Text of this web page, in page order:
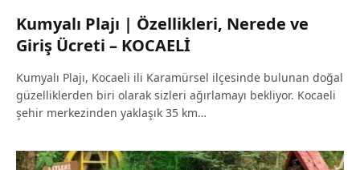
Kumyalı Plajı | Özellikleri, Nerede ve
Giriş Ücreti – KOCAELİ
Kumyalı Plajı, Kocaeli ili Karamürsel ilçesinde bulunan doğal
güzelliklerden biri olarak sizleri ağırlamayı bekliyor. Kocaeli
şehir merkezinden yaklaşık 35 km…